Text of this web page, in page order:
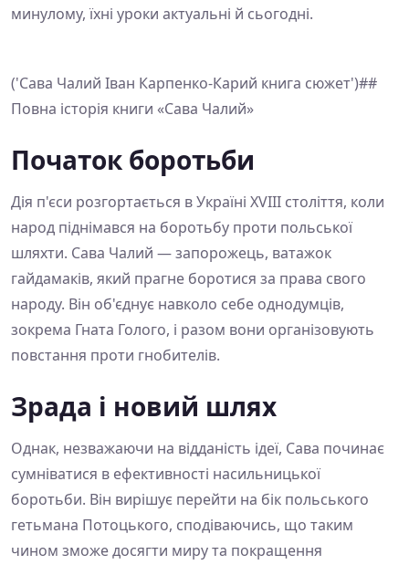
минулому, їхні уроки актуальні й сьогодні.
('Сава Чалий Іван Карпенко-Карий книга сюжет')##
Повна історія книги «Сава Чалий»
Початок боротьби
Дія п'єси розгортається в Україні XVIII століття, коли
народ піднімався на боротьбу проти польської
шляхти. Сава Чалий — запорожець, ватажок
гайдамаків, який прагне боротися за права свого
народу. Він об'єднує навколо себе однодумців,
зокрема Гната Голого, і разом вони організовують
повстання проти гнобителів.
Зрада і новий шлях
Однак, незважаючи на відданість ідеї, Сава починає
сумніватися в ефективності насильницької
боротьби. Він вирішує перейти на бік польського
гетьмана Потоцького, сподіваючись, що таким
чином зможе досягти миру та покращення